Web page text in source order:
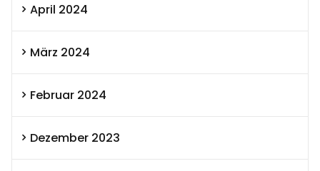
April 2024
März 2024
Februar 2024
Dezember 2023